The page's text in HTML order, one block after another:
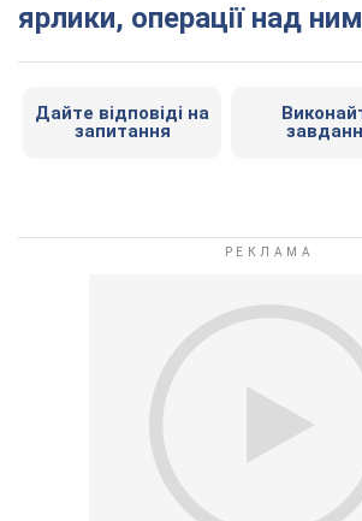
ярлики, операції над
Дайте відповіді на
запитання